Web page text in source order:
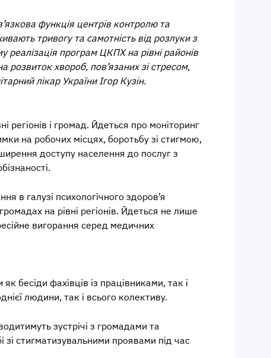
функція центрів контролю та
тривогу та самотність від розлуки з
реалізація програм ЦКПХ на рівні районів
розвиток хвороб, пов’язаних зі стресом,
лікар України Ігор Кузін.
і громад. Йдеться про моніторинг
на робочих місцях, боротьбу зі стигмою,
доступу населення до послуг з
в галузі психологічного здоров’я
на рівні регіонів. Йдеться не лише
вигорання серед медичних
бесіди фахівців із працівниками, так і
людини, так і всього колективу.
зустрічі з громадами та
стигматизувальними проявами під час